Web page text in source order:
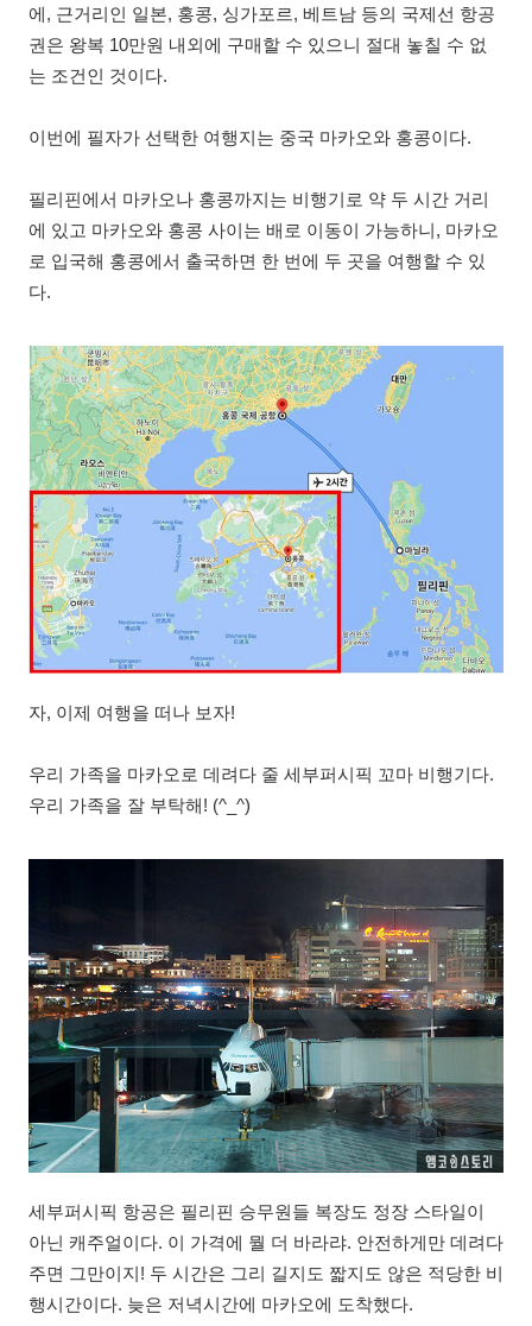
에, 근거리인 일본, 홍콩, 싱가포르, 베트남 등의 국제선 항공
권은 왕복 10만원 내외에 구매할 수 있으니 절대 놓칠 수 없
는 조건인 것이다.
이번에 필자가 선택한 여행지는 중국 마카오와 홍콩이다.
필리핀에서 마카오나 홍콩까지는 비행기로 약 두 시간 거리
에 있고 마카오와 홍콩 사이는 배로 이동이 가능하니, 마카오
로 입국해 홍콩에서 출국하면 한 번에 두 곳을 여행할 수 있
다.
자, 이제 여행을 떠나 보자!
우리 가족을 마카오로 데려다 줄 세부퍼시픽 꼬마 비행기다.
우리 가족을 잘 부탁해! (^_^)
세부퍼시픽 항공은 필리핀 승무원들 복장도 정장 스타일이
아닌 캐주얼이다. 이 가격에 뭘 더 바라랴. 안전하게만 데려다
주면 그만이지! 두 시간은 그리 길지도 짧지도 않은 적당한 비
행시간이다. 늦은 저녁시간에 마카오에 도착했다.